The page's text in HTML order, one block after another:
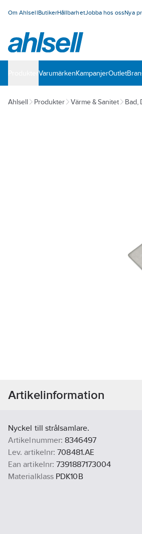
Om AhlsellButikerHållbarhetJobba hos ossNya
VarumärkenKampanjerOutlet
Ahlsell Produkter Värme & Sanitet Bad,
Artikelinformation
Nyckel till strålsamlare.
Artikelnummer: 8346497
Lev. artikelnr: 708481.AE
Ean artikelnr: 7391887173004
Materialklass PDK10B